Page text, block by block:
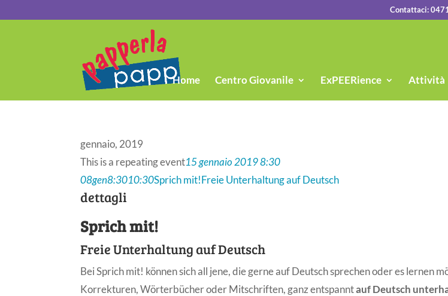
Contattaci:
Home Centro Giovanile ExPEERience Attività
gennaio, 2019
This is a repeating event15 gennaio 2019 8:30
08gen8:3010:30Sprich mit!Freie Unterhaltung auf Deutsch
dettagli
Sprich mit!
Freie Unterhaltung auf Deutsch
Bei Sprich mit! können sich all jene, die gerne auf Deutsch sprechen oder es lernen
Korrekturen, Wörterbücher oder Mitschriften, ganz entspanntauf Deutsch